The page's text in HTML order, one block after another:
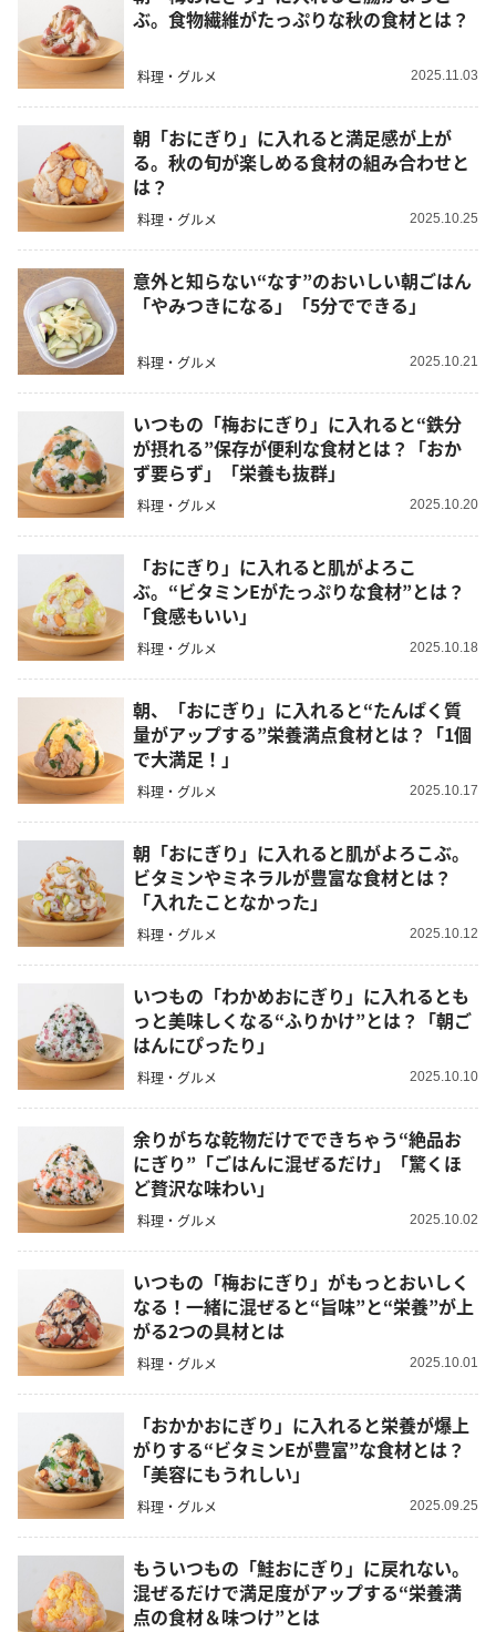
ぶ。食物繊維がたっぷりな秋の食材とは？
料理・グルメ 2025.11.03
朝「おにぎり」に入れると満足感が上が
る。秋の旬が楽しめる食材の組み合わせと
は？
料理・グルメ 2025.10.25
意外と知らない“なす”のおいしい朝ごはん
「やみつきになる」「5分でできる」
料理・グルメ 2025.10.21
いつもの「梅おにぎり」に入れると“鉄分
が摂れる”保存が便利な食材とは？「おか
ず要らず」「栄養も抜群」
料理・グルメ 2025.10.20
「おにぎり」に入れると肌がよろこ
ぶ。“ビタミンEがたっぷりな食材”とは？
「食感もいい」
料理・グルメ 2025.10.18
朝、「おにぎり」に入れると“たんぱく質
量がアップする”栄養満点食材とは？「1個
で大満足！」
料理・グルメ 2025.10.17
朝「おにぎり」に入れると肌がよろこぶ。
ビタミンやミネラルが豊富な食材とは？
「入れたことなかった」
料理・グルメ 2025.10.12
いつもの「わかめおにぎり」に入れるとも
っと美味しくなる“ふりかけ”とは？「朝ご
はんにぴったり」
料理・グルメ 2025.10.10
余りがちな乾物だけでできちゃう“絶品お
にぎり”「ごはんに混ぜるだけ」「驚くほ
ど贅沢な味わい」
料理・グルメ 2025.10.02
いつもの「梅おにぎり」がもっとおいしく
なる！一緒に混ぜると“旨味”と“栄養”が上
がる2つの具材とは
料理・グルメ 2025.10.01
「おかかおにぎり」に入れると栄養が爆上
がりする“ビタミンEが豊富”な食材とは？
「美容にもうれしい」
料理・グルメ 2025.09.25
もういつもの「鮭おにぎり」に戻れない。
混ぜるだけで満足度がアップする“栄養満
点の食材＆味つけ”とは